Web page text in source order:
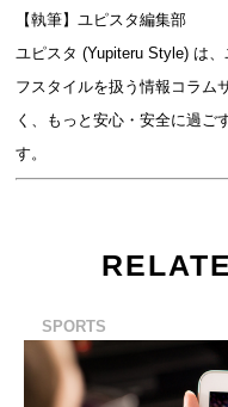
【執筆】ユピスタ編集部
ユピスタ (Yupiteru Style) は
フスタイルを扱う情報コラム
く、もっと安心・安全に過ご
す。
SPORTS